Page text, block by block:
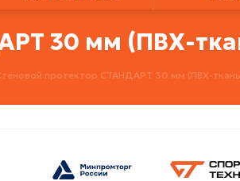
30 мм (ПВХ-
протектор СТАНДАРТ 30 мм (ПВХ-